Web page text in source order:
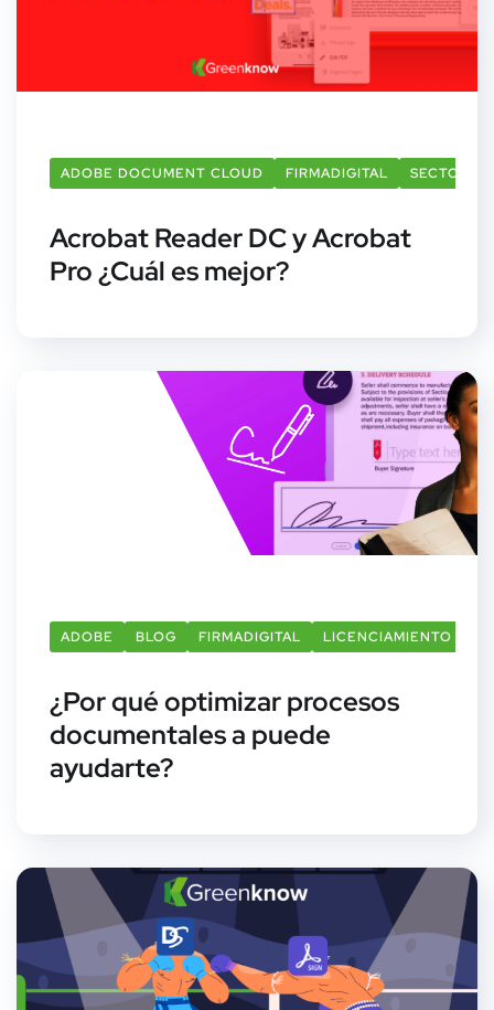
ADOBE DOCUMENT CLOUD FIRMADIGITAL SECTOR
Acrobat Reader DC y Acrobat
Pro ¿Cuál es mejor?
ADOBE BLOG FIRMADIGITAL LICENCIAMIENTO
¿Por qué optimizar procesos
documentales a puede
ayudarte?